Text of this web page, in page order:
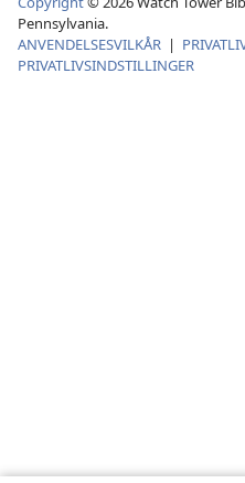
Pennsylvania.
ANVENDELSESVILKÅR |
PRIVATLIVSINDSTILLINGER